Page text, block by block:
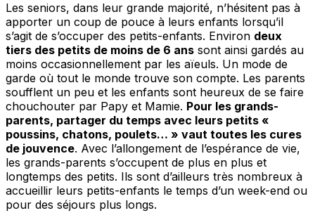
Les seniors, dans leur grande majorité, n’hésitent pas à
apporter un coup de pouce à leurs enfants lorsqu’il
s’agit de s’occuper des petits-enfants. Environ deux
tiers des petits de moins de 6 ans sont ainsi gardés au
moins occasionnellement par les aïeuls. Un mode de
garde où tout le monde trouve son compte. Les parents
soufflent un peu et les enfants sont heureux de se faire
chouchouter par Papy et Mamie. Pour les grands-
parents, partager du temps avec leurs petits «
poussins, chatons, poulets… » vaut toutes les cures
de jouvence. Avec l’allongement de l’espérance de vie,
les grands-parents s’occupent de plus en plus et
longtemps des petits. Ils sont d’ailleurs très nombreux à
accueillir leurs petits-enfants le temps d’un week-end ou
pour des séjours plus longs.